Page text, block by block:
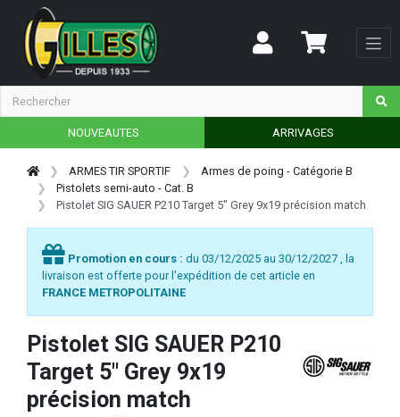
NOUVEAUTES ARRIVAGES
ARMES TIR SPORTIF
Armes de poing - Catégorie B
Pistolets semi-auto - Cat. B
Pistolet SIG SAUER P210 Target 5" Grey 9x19 précision match
Promotion en cours : du 03/12/2025 au 30/12/2027 , la
livraison est offerte pour l'expédition de cet article en
FRANCE METROPOLITAINE
Pistolet SIG SAUER P210
Target 5" Grey 9x19
précision match